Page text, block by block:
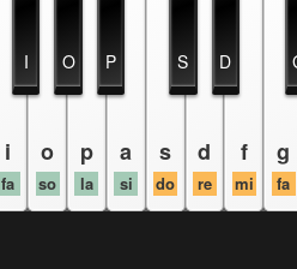
i
fa
o
so
p
la
a
si
s
do
d
re
f
mi
g
fa
I O P S D